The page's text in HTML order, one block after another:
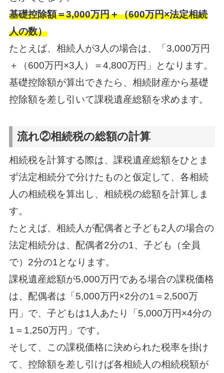
基礎控除額＝3,000万円＋（600万円×法定相続
人の数）
たとえば、相続人が3人の場合は、「3,000万円
＋（600万円×3人）＝4,800万円」となります。
基礎控除額が算出できたら、相続財産から基礎
控除額を差し引いて課税遺産総額を求めます。
流れ②相続税の総額の計算
相続税を計算する際は、課税遺産総額をひとま
ず法定相続分で分けたものと仮定して、各相続
人の相続税を算出し、相続税の総額を計算しま
す。
たとえば、相続人が配偶者と子ども2人の場合の
法定相続分は、配偶者2分の1、子ども（全員
で）2分の1となります。
課税遺産総額が5,000万円である場合の課税価格
は、配偶者は「5,000万円×2分の1＝2,500万
円」で、子どもは1人あたり「5,000万円×4分の
1＝1,250万円」です。
そして、この課税価格に決められた税率を掛け
て、控除額を差し引けば各相続人の相続税額が